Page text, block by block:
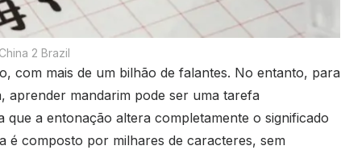
China 2 Brazil
com mais de um bilhão de falantes. No entanto, para
aprender mandarim pode ser uma tarefa
que a entonação altera completamente o significado
é composto por milhares de caracteres, sem